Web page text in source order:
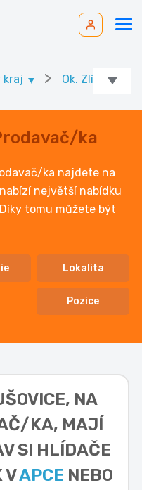
kraj > Ok. Zlín
ka
ka najdete na
největší nabídku
tomu můžete být
Lokalita
Pozice
NA
KA, MAJÍ
SI HLÍDAČE
VAPCE NEBO